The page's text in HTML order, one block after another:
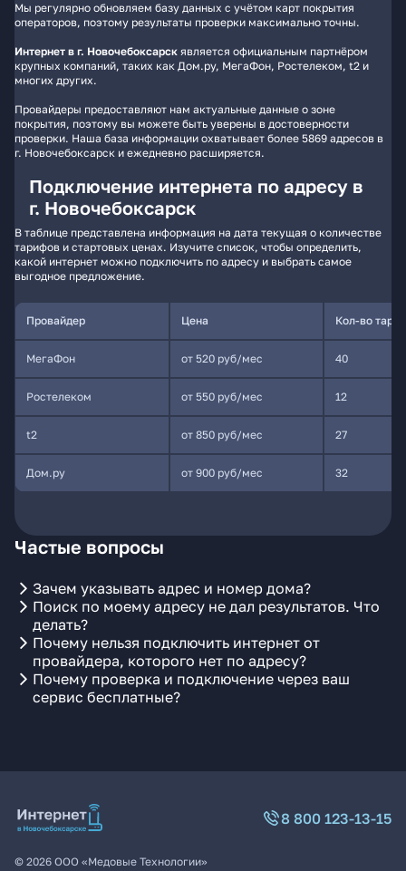
Мы регулярно обновляем базу данных с учётом карт покрытия
операторов, поэтому результаты проверки максимально точны.
Интернет в г. Новочебоксарск является официальным партнёром
крупных компаний, таких как Дом.ру, МегаФон, Ростелеком, t2 и
многих других.
Провайдеры предоставляют нам актуальные данные о зоне
покрытия, поэтому вы можете быть уверены в достоверности
проверки. Наша база информации охватывает более 5869 адресов в
г. Новочебоксарск и ежедневно расширяется.
Подключение интернета по адресу в
г. Новочебоксарск
В таблице представлена информация на дата текущая о количестве
тарифов и стартовых ценах. Изучите список, чтобы определить,
какой интернет можно подключить по адресу и выбрать самое
выгодное предложение.
Провайдер Цена Кол-во
МегаФон от 520 руб/мес 40
Ростелеком от 550 руб/мес 12
t2 от 850 руб/мес 27
Дом.ру от 900 руб/мес 32
Частые вопросы
Зачем указывать адрес и номер дома?
Поиск по моему адресу не дал результатов. Что
делать?
Почему нельзя подключить интернет от
провайдера, которого нет по адресу?
Почему проверка и подключение через ваш
сервис бесплатные?
8 800 123-13-15
© 2026 ООО «Медовые Технологии»